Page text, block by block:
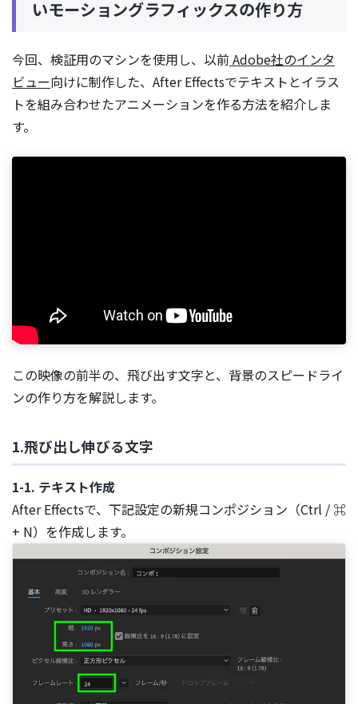
いモーショングラフィックスの作り方
今回、検証用のマシンを使用し、以前Adobe社のインタ
ビュー向けに制作した、After Effectsでテキストとイラス
トを組み合わせたアニメーションを作る方法を紹介しま
す。
この映像の前半の、飛び出す文字と、背景のスピードライ
ンの作り方を解説します。
1.飛び出し伸びる文字
1-1. テキスト作成
After Effectsで、下記設定の新規コンポジション（Ctrl / ⌘
+ N）を作成します。